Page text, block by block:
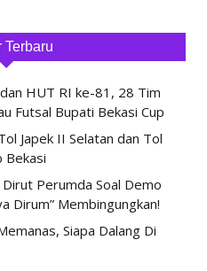
Terbaru
HUT RI ke-81, 28 Tim
Futsal Bupati Bekasi Cup
Japek II Selatan dan Tol
Bekasi
Perumda Soal Demo
Dirum” Membingungkan!
Siapa Dalang Di